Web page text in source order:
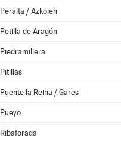
Peralta / Azkoien
Petilla de Aragón
Piedramillera
Pitillas
Puente la Reina / Gares
Pueyo
Ribaforada